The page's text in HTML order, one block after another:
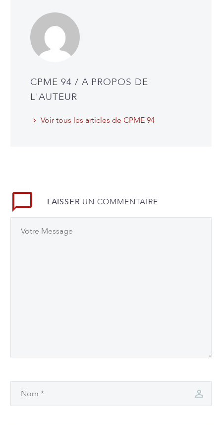
CPME 94 / A PROPOS DE
L'AUTEUR
Voir tous les articles de CPME 94
LAISSER UN COMMENTAIRE